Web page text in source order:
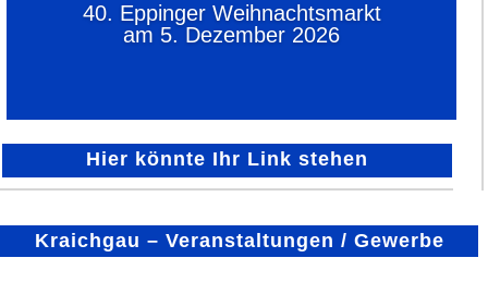
40. Eppinger Weihnachtsmarkt
am 5. Dezember 2026
Hier könnte Ihr Link stehen
Kraichgau – Veranstaltungen / Gewerbe